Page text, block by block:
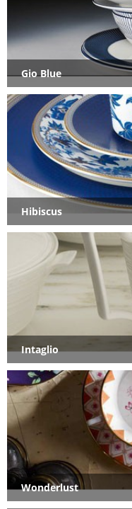
Intaglio
Wonderlust
Hibiscus
Gio Blue